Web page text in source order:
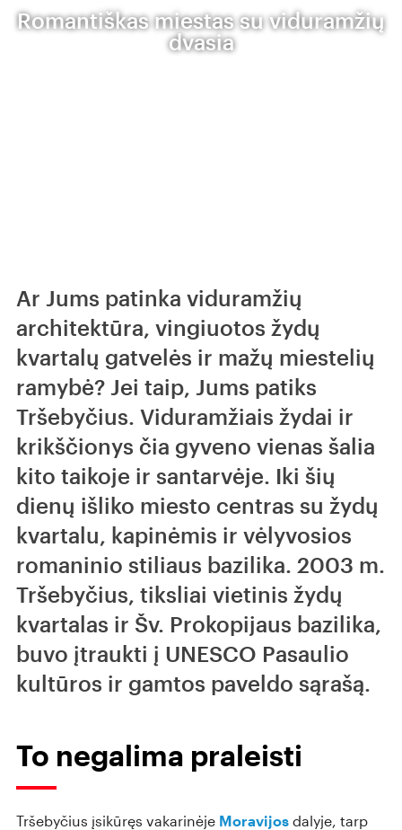
Romantiškas miestas su viduramžių
dvasia
Ar Jums patinka viduramžių
architektūra, vingiuotos žydų
kvartalų gatvelės ir mažų miestelių
ramybė? Jei taip, Jums patiks
Tršebyčius. Viduramžiais žydai ir
krikščionys čia gyveno vienas šalia
kito taikoje ir santarvėje. Iki šių
dienų išliko miesto centras su žydų
kvartalu, kapinėmis ir vėlyvosios
romaninio stiliaus bazilika. 2003 m.
Tršebyčius, tiksliai vietinis žydų
kvartalas ir Šv. Prokopijaus bazilika,
buvo įtraukti į UNESCO Pasaulio
kultūros ir gamtos paveldo sąrašą.
To negalima praleisti
Tršebyčius įsikūręs vakarinėje Moravijos dalyje, tarp